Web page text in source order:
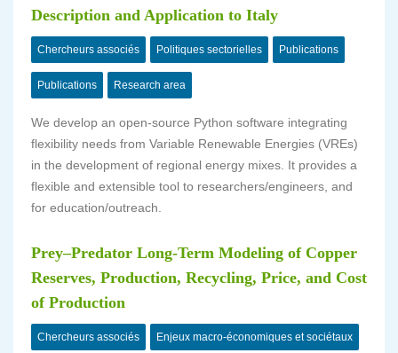
Description and Application to Italy
Chercheurs associés Politiques sectorielles Publications
Publications Research area
We develop an open-source Python software integrating
flexibility needs from Variable Renewable Energies (VREs)
in the development of regional energy mixes. It provides a
flexible and extensible tool to researchers/engineers, and
for education/outreach.
Prey–Predator Long-Term Modeling of Copper
Reserves, Production, Recycling, Price, and Cost
of Production
Chercheurs associés Enjeux macro-économiques et sociétaux